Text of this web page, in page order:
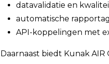
datavalidatie en
automatische
API-koppelingen met
Daarnaast biedt Kunak